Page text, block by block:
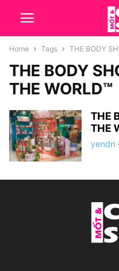
Home Tags THE BODY
THE BODY
THE WORLD™
THE
THE
yendn